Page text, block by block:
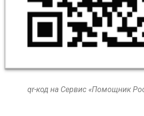
qr-код на Сервис «Помощник